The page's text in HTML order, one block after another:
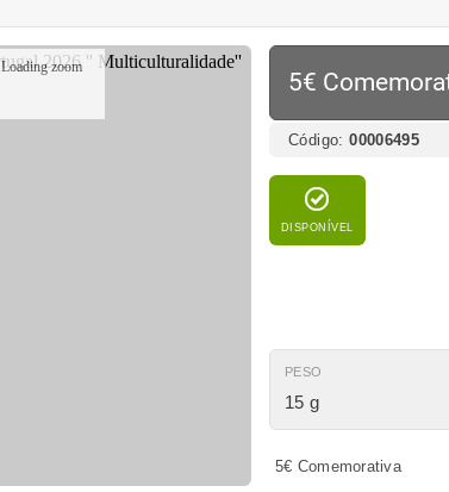
Loading zoom
5€
Código:00006495
DISPONÍVEL
PESO
15 g
5€ Comemorativa